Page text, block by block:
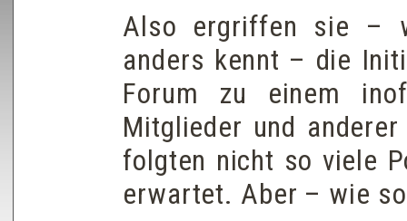
Also ergriffen sie –
anders kennt – die
Forum zu einem
Mitglieder und
folgten nicht so viele
erwartet. Aber – wie